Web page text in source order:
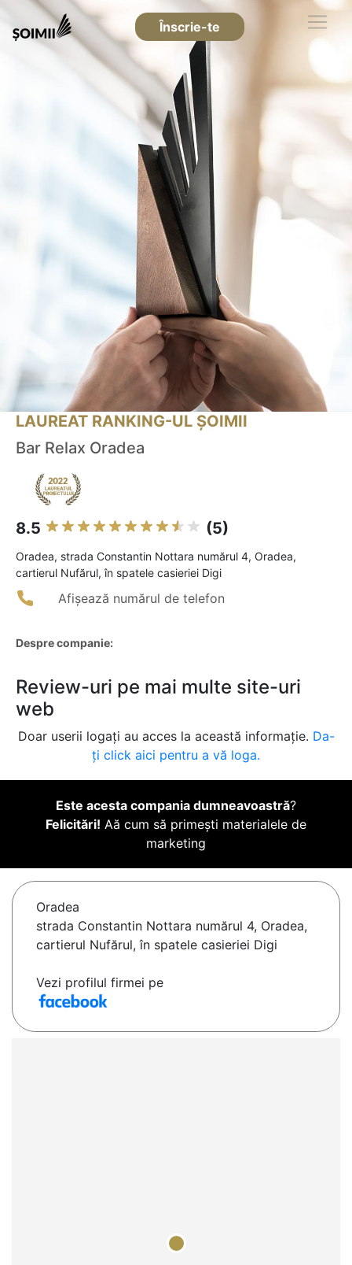
Înscrie-te
LAUREAT RANKING-UL ȘOIMII
Bar Relax Oradea
8.5 (5)
Oradea, strada Constantin Nottara numărul 4, Oradea,
cartierul Nufărul, în spatele casieriei Digi
Afișează numărul de telefon
Despre companie:
Review-uri pe mai multe site-uri
web
Doar userii logați au acces la această informație. Da-
ți click aici pentru a vă loga.
Este acesta compania dumneavoastră?
Felicitări! Aă cum să primești materialele de
marketing
Oradea
strada Constantin Nottara numărul 4, Oradea,
cartierul Nufărul, în spatele casieriei Digi
Vezi profilul firmei pe